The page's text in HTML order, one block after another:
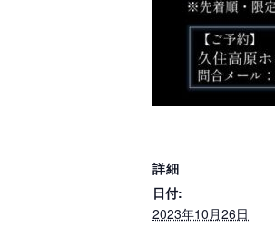
詳細
日付:
2023年10月26日